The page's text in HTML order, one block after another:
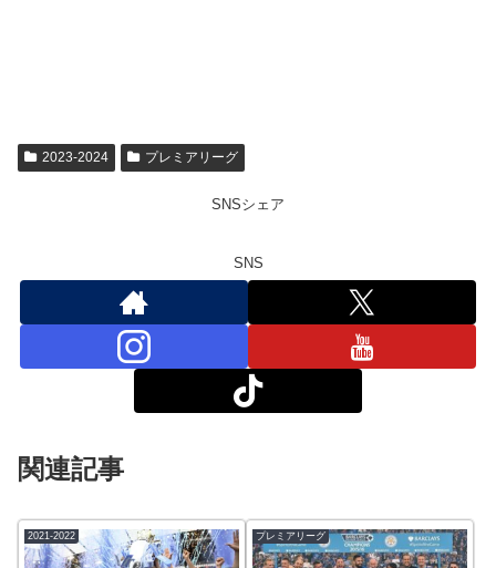
2023-2024 プレミアリーグ
SNSシェア
SNS
関連記事
2021-2022 プレミアリーグ